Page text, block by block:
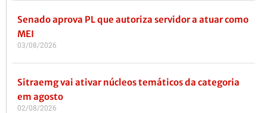
Senado aprova PL que autoriza servidor a atuar como
MEI
03/08/2026
Sitraemg vai ativar núcleos temáticos da categoria
em agosto
02/08/2026